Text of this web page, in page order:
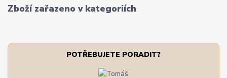
Zboží zařazeno v kategoriích
POTŘEBUJETE PORADIT?